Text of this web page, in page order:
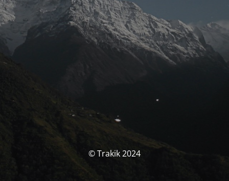
© Trakik 2024